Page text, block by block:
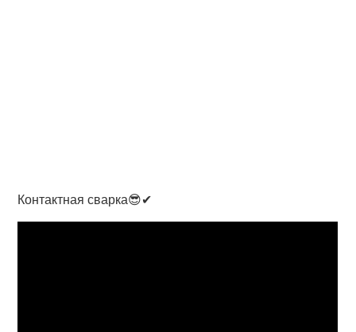
Контактная сварка😎✔